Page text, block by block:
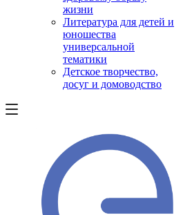
жизни
Литература для детей и
юношества
универсальной
тематики
Детское творчество,
досуг и домоводство